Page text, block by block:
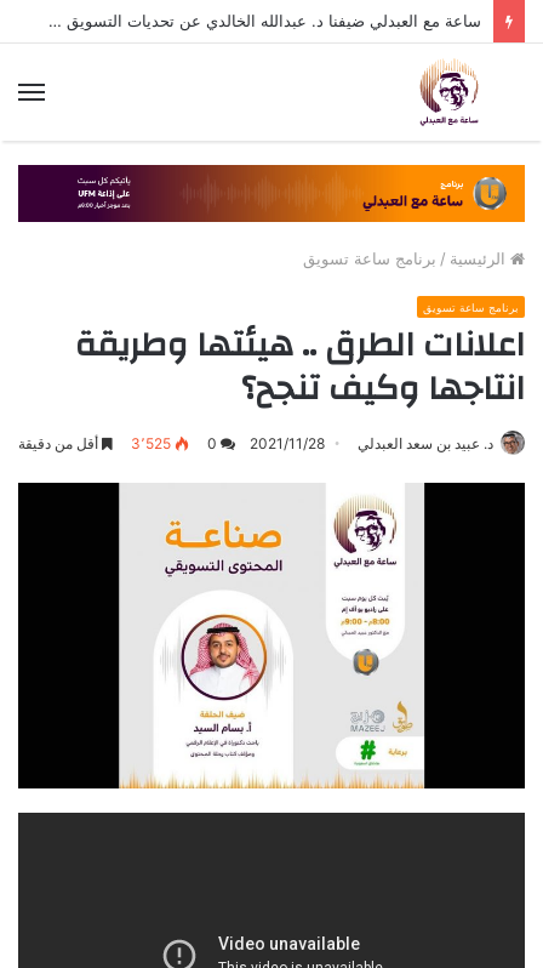
ساعة مع العبدلي ضيفنا د. عبدالله الخالدي عن تحديات التسويق في القطاع الثالث مع د. عبيد العبدلي
الرئيسية / برنامج ساعة تسويق
برنامج ساعة تسويق
اعلانات الطرق .. هيئتها وطريقة
انتاجها وكيف تنجح؟
د. عبيد بن سعد العبدلي 2021/11/28
0 3٬525 أقل من دقيقة